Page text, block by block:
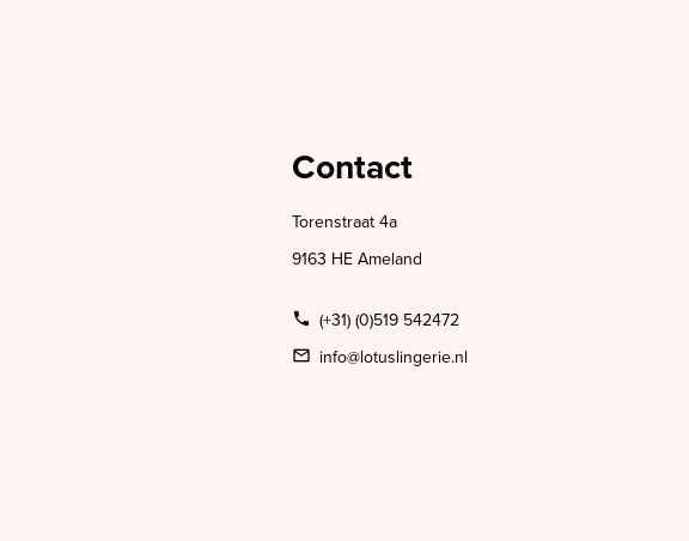
Contact
Torenstraat 4a
9163 HE Ameland
(+31) (0)519 542472
info@lotuslingerie.nl